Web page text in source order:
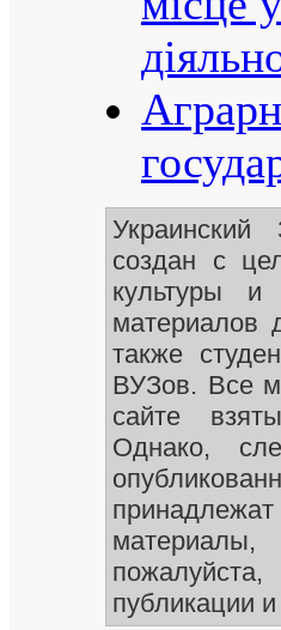
создан с
культуры и
материалов
также
ВУЗов. Все
сайте
Однако,
публикации